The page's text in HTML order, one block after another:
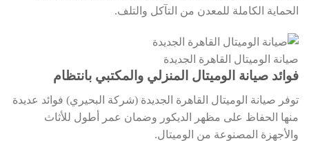
الحماية الكاملة للمعدن من التآكل والتلف.
صيانة الوميتال القاهرة الجديدة
فوائد صيانة الوميتال المنزلي والمكتبي بانتظام
توفر صيانة الوميتال القاهرة الجديدة (شركة البحيري) فوائد عديدة
منها الحفاظ على مظهر الديكور وضمان عمر أطول للأثاث
والأجهزة المصنوعة من الوميتال.